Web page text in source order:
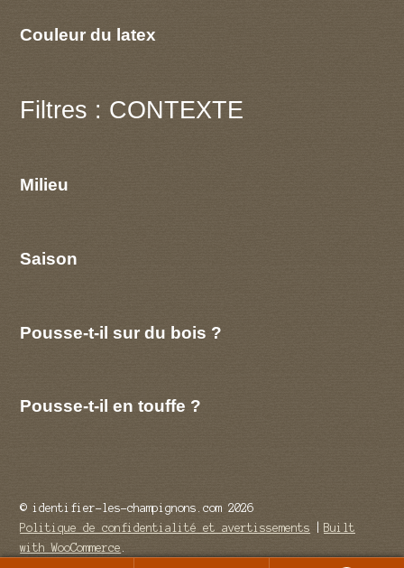
Couleur du latex
Filtres : CONTEXTE
Milieu
Saison
Pousse-t-il sur du bois ?
Pousse-t-il en touffe ?
© identifier-les-champignons.com 2026
Politique de confidentialité et avertissements
Built
with WooCommerce